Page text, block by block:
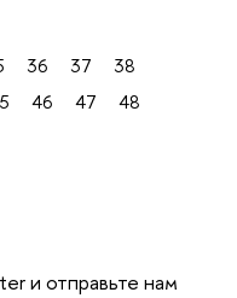
36 37
38
46 47
48
и отправьте нам